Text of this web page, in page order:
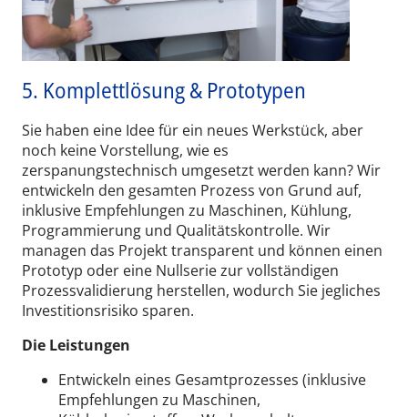
5. Komplettlösung & Prototypen
Sie haben eine Idee für ein neues Werkstück, aber
noch keine Vorstellung, wie es
zerspanungstechnisch umgesetzt werden kann? Wir
entwickeln den gesamten Prozess von Grund auf,
inklusive Empfehlungen zu Maschinen, Kühlung,
Programmierung und Qualitätskontrolle. Wir
managen das Projekt transparent und können einen
Prototyp oder eine Nullserie zur vollständigen
Prozessvalidierung herstellen, wodurch Sie jegliches
Investitionsrisiko sparen.
Die Leistungen
Entwickeln eines Gesamtprozesses (inklusive
Empfehlungen zu Maschinen,